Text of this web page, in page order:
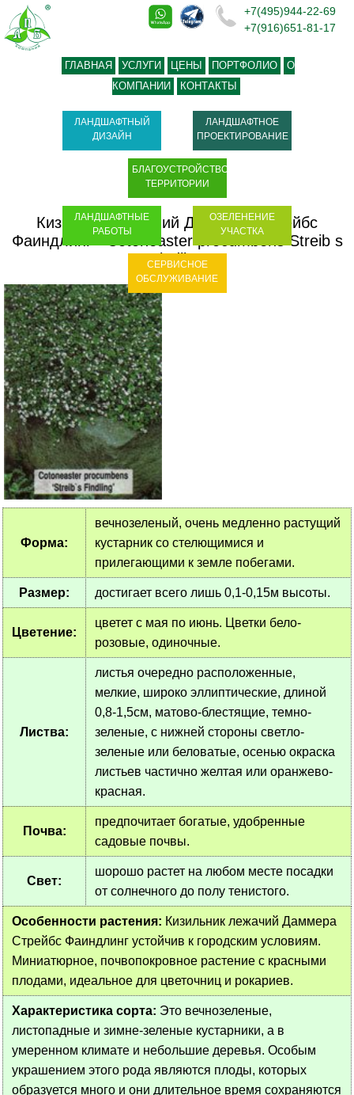
Кизильник лежачий Даммера Стрейбс
Фаиндлинг - Cotoneaster procumbens Streib s
Findling
Форма:
вечнозеленый, очень медленно растущий
кустарник со стелющимися и
прилегающими к земле побегами.
Размер: достигает всего лишь 0,1-0,15м высоты.
Цветение:
цветет с мая по июнь. Цветки бело-
розовые, одиночные.
Листва:
листья очередно расположенные,
мелкие, широко эллиптические, длиной
0,8-1,5см, матово-блестящие, темно-
зеленые, с нижней стороны светло-
зеленые или беловатые, осенью окраска
листьев частично желтая или оранжево-
красная.
Почва:
предпочитает богатые, удобренные
садовые почвы.
Свет:
шорошо растет на любом месте посадки
от солнечного до полу тенистого.
Особенности растения: Кизильник лежачий Даммера
Стрейбс Фаиндлинг устойчив к городским условиям.
Миниатюрное, почвопокровное растение с красными
плодами, идеальное для цветочниц и рокариев.
Характеристика сорта: Это вечнозеленые,
листопадные и зимне-зеленые кустарники, а в
умеренном климате и небольшие деревья. Особым
украшением этого рода являются плоды, которых
образуется много и они длительное время сохраняются
+7(495)944-22-69
+7(916)651-81-17
ГЛАВНАЯ УСЛУГИ ЦЕНЫ ПОРТФОЛИО
О
КОМПАНИИ
КОНТАКТЫ
ЛАНДШАФТНЫЙ
ДИЗАЙН
ЛАНДШАФТНОЕ
ПРОЕКТИРОВАНИЕ
БЛАГОУСТРОЙСТВО
ТЕРРИТОРИИ
ЛАНДШАФТНЫЕ
РАБОТЫ
ОЗЕЛЕНЕНИЕ
УЧАСТКА
СЕРВИСНОЕ
ОБСЛУЖИВАНИЕ